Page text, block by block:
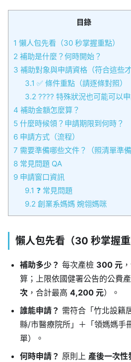
目錄
1 懶人包先看（30 秒掌握重點）
2 補助是什麼？何時開始？
3 補助對象與申請資格（符合這些才
3.1 ✅ 條件重點（請逐條對照）
3.2 ????️ 特殊狀況也可能可以
4 補助金額怎麼算？
5 什麼時候領？申請期限到何時？
6 申請方式（流程）
7 需要準備哪些文件？（照清單準備
8 常見問題 QA
9 申請窗口資訊
9.1 ❓ 常見問題
9.2 創業系媽媽 婉翎媽咪
懶人包先看（30 秒掌握重
補助多少？ 每次產檢 300 元
算；上限依國健署公告的公費
次 ，合計最高 4,200 元）。
誰能申請？ 需符合「竹北設籍
縣/市醫療院所」＋「領媽媽手
單）。
何時申請？ 原則上 產後一次性